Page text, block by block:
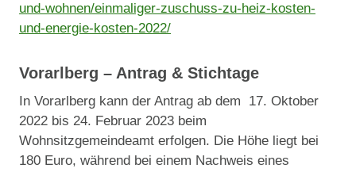
und-wohnen/einmaliger-zuschuss-zu-heiz-kosten-
und-energie-kosten-2022/
Vorarlberg – Antrag & Stichtage
In Vorarlberg kann der Antrag ab dem 17. Oktober
2022 bis 24. Februar 2023 beim
Wohnsitzgemeindeamt erfolgen. Die Höhe liegt bei
180 Euro, während bei einem Nachweis eines